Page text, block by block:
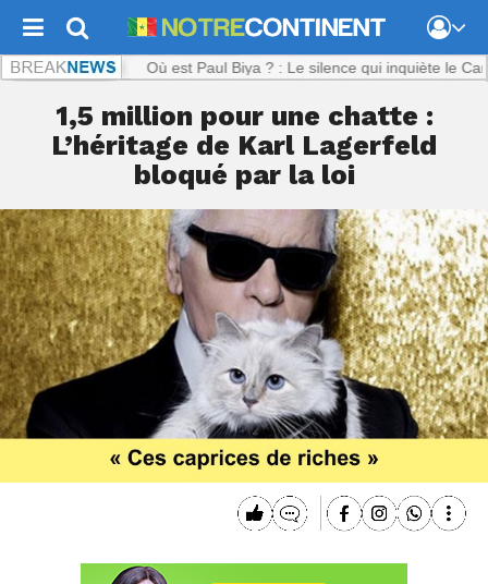
: Où est Paul Biya ? : Le silence qui inquiète le
1,5 million pour une chatte :
L’héritage de Karl Lagerfeld
bloqué par la loi